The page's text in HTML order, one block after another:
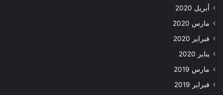
أبريل 2020
مارس 2020
فبراير 2020
يناير 2020
مارس 2019
فبراير 2019